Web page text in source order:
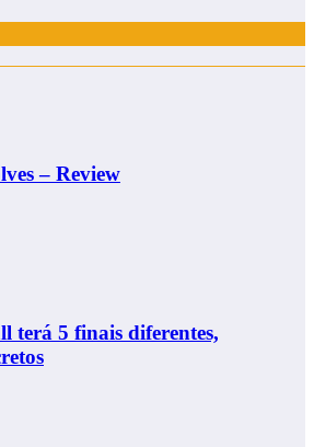
– Review
terá 5 finais diferentes,